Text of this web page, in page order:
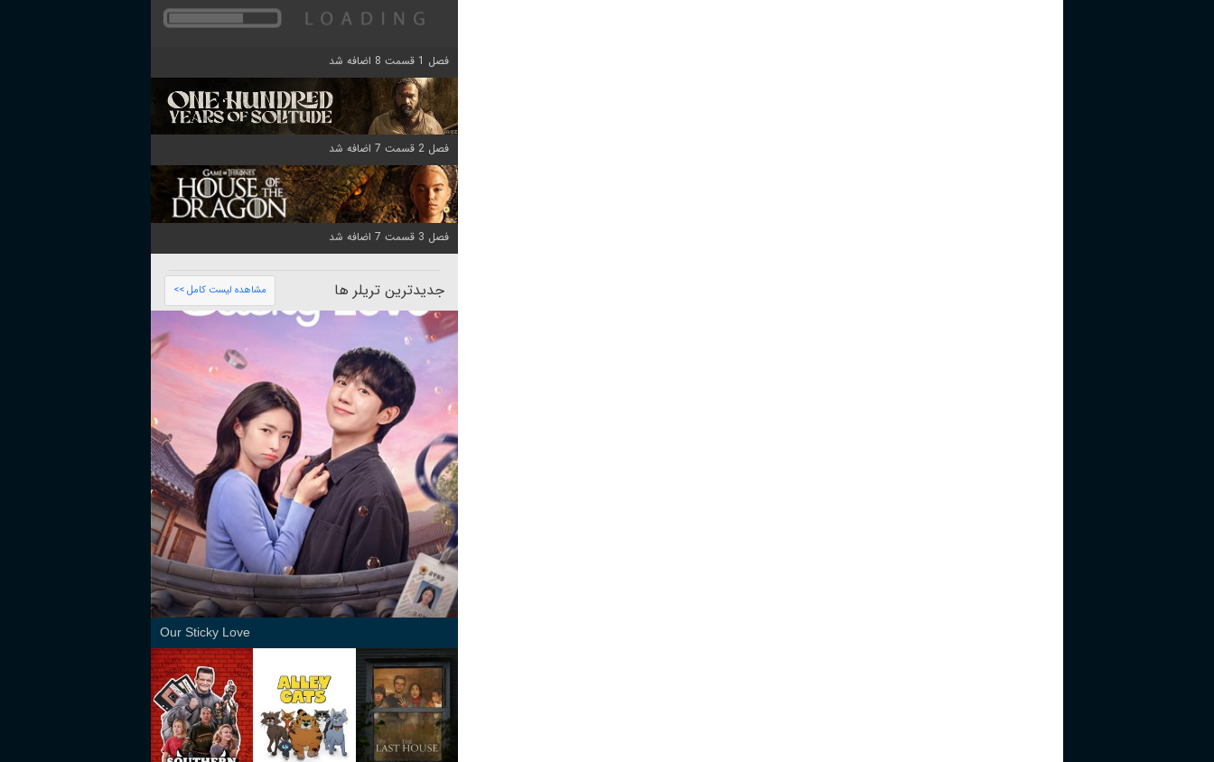
فصل 1 قسمت 8 اضافه شد
فصل 2 قسمت 7 اضافه شد
فصل 3 قسمت 7 اضافه شد
جدیدترین تریلر ها مشاهده لیست کامل >>
Our Sticky Love